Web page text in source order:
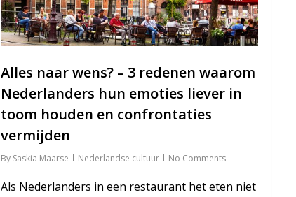
Alles naar wens? – 3 redenen waarom
Nederlanders hun emoties liever in
toom houden en confrontaties
vermijden
By Saskia Maarse Nederlandse cultuur No Comments
Als Nederlanders in een restaurant het eten niet